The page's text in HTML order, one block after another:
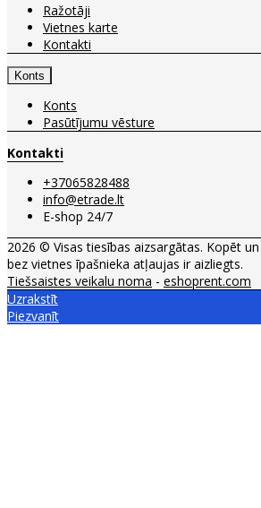
Ražotāji
Vietnes karte
Kontakti
Konts
Konts
Pasūtījumu vēsture
Kontakti
+37065828488
info@etrade.lt
E-shop 24/7
2026 © Visas tiesības aizsargātas. Kopēt
bez vietnes īpašnieka atļaujas ir aizliegts.
Tiešsaistes veikalu noma - eshoprent.com
Uzrakstīt
Piezvanīt